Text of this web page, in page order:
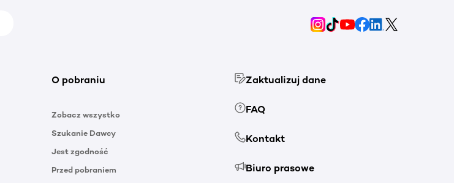
O pobraniu
Zobacz wszystko
Szukanie Dawcy
Jest zgodność
Przed pobraniem
Zaktualizuj dane
FAQ
Kontakt
Biuro prasowe